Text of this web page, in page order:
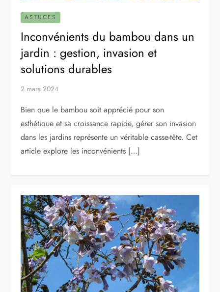
ASTUCES
Inconvénients du bambou dans un
jardin : gestion, invasion et
solutions durables
2 mars 2024
Bien que le bambou soit apprécié pour son
esthétique et sa croissance rapide, gérer son invasion
dans les jardins représente un véritable casse-tête. Cet
article explore les inconvénients […]